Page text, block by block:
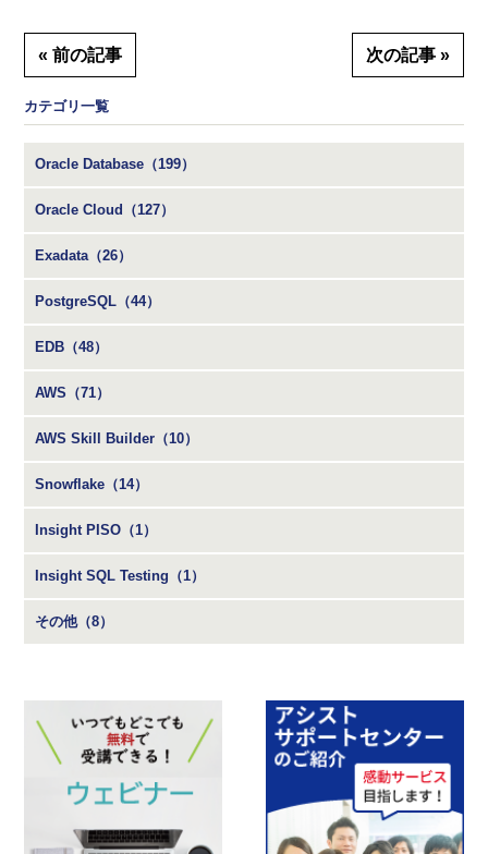
« 前の記事 次の記事 »
カテゴリ一覧
Oracle Database（199）
Oracle Cloud（127）
Exadata（26）
PostgreSQL（44）
EDB（48）
AWS（71）
AWS Skill Builder（10）
Snowflake（14）
Insight PISO（1）
Insight SQL Testing（1）
その他（8）